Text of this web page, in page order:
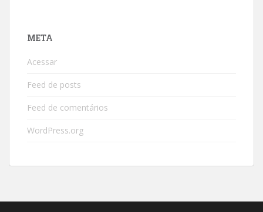
META
Acessar
Feed de posts
Feed de comentários
WordPress.org